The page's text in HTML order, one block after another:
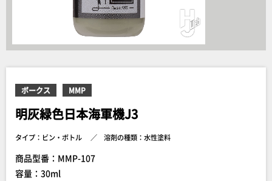
ボークス MMP
明灰緑色日本海軍機J3
タイプ：ビン・ボトル 溶剤の種類：水性塗料
商品型番：MMP-107
容量：30ml